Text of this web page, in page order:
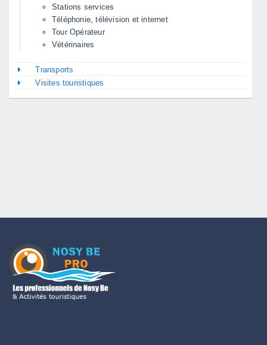
Stations services
Téléphonie, télévision et internet
Tour Opérateur
Vétérinaires
Transports
Visites touristiques